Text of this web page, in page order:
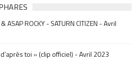
ASAP ROCKY - SATURN CITIZEN - Avril
toi » (clip officiel) - Avril 2023